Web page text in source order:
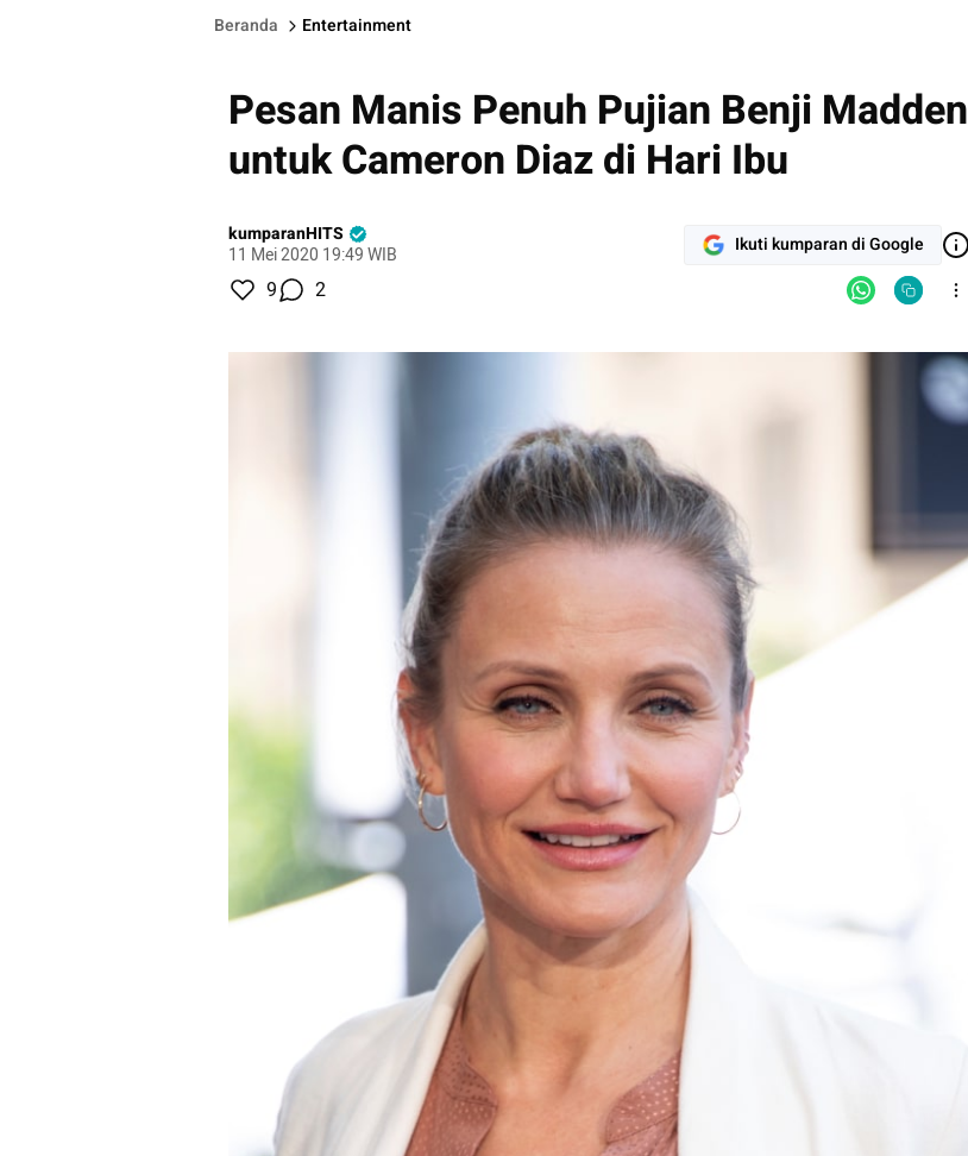
Beranda Entertainment
Pesan Manis Penuh Pujian Benji Madden
untuk Cameron Diaz di Hari Ibu
kumparanHITS
11 Mei 2020 19:49 WIB
Ikuti kumparan di Google
9 2